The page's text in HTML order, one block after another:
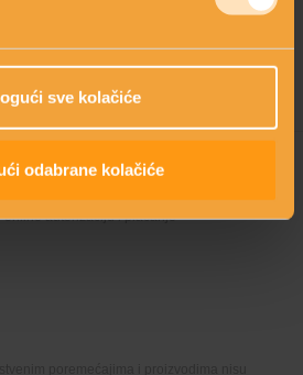
sve kolačiće
odabrane kolačiće
autorizaciju i plaćanje